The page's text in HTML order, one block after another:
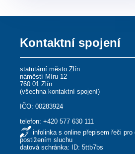
Kontaktní spojení
statutární město Zlín
náměstí Míru 12
760 01 Zlín
(všechna kontaktní spojení)
IČO: 00283924
telefon:+420 577 630 111
infolinka s online přepisem řeči pro
postižením sluchu
datová schránka: ID: 5ttb7bs